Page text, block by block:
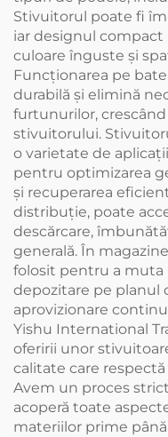
Stivuitorul poate fi
iar designul
culoare înguste și
Funcționarea pe
durabilă și elimină
furtunurilor,
stivuitorului.
o varietate de
pentru optimizarea
și recuperarea
distribuție, poate
descărcare,
generală. În
folosit pentru a muta
depozitare pe planul
aprovizionare
Yishu International
oferirii unor
calitate care
Avem un proces
acoperă toate
materiilor prime